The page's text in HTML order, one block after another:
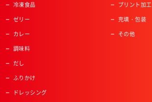
冷凍食品
ゼリー
カレー
調味料
だし
ふりかけ
ドレッシング
プリント加工
充填・包装
その他